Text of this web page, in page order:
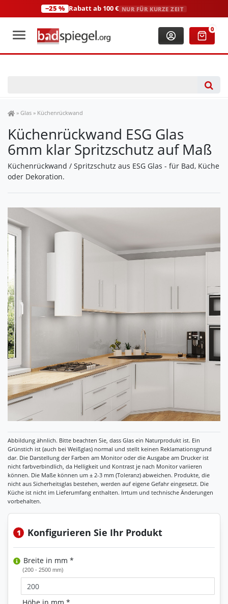
−25 % Rabatt ab 100 € NUR FÜR KURZE ZEIT
+49 (0)2306 3744580 0
Spiegel Shop
» Glas » Küchenrückwand
Küchenrückwand ESG Glas
6mm klar Spritzschutz auf Maß
Küchenrückwand / Spritzschutz aus ESG Glas - für Bad, Küche
oder Dekoration.
1 Konfigurieren Sie Ihr Produkt
Breite in mm *
(200 - 2500 mm)